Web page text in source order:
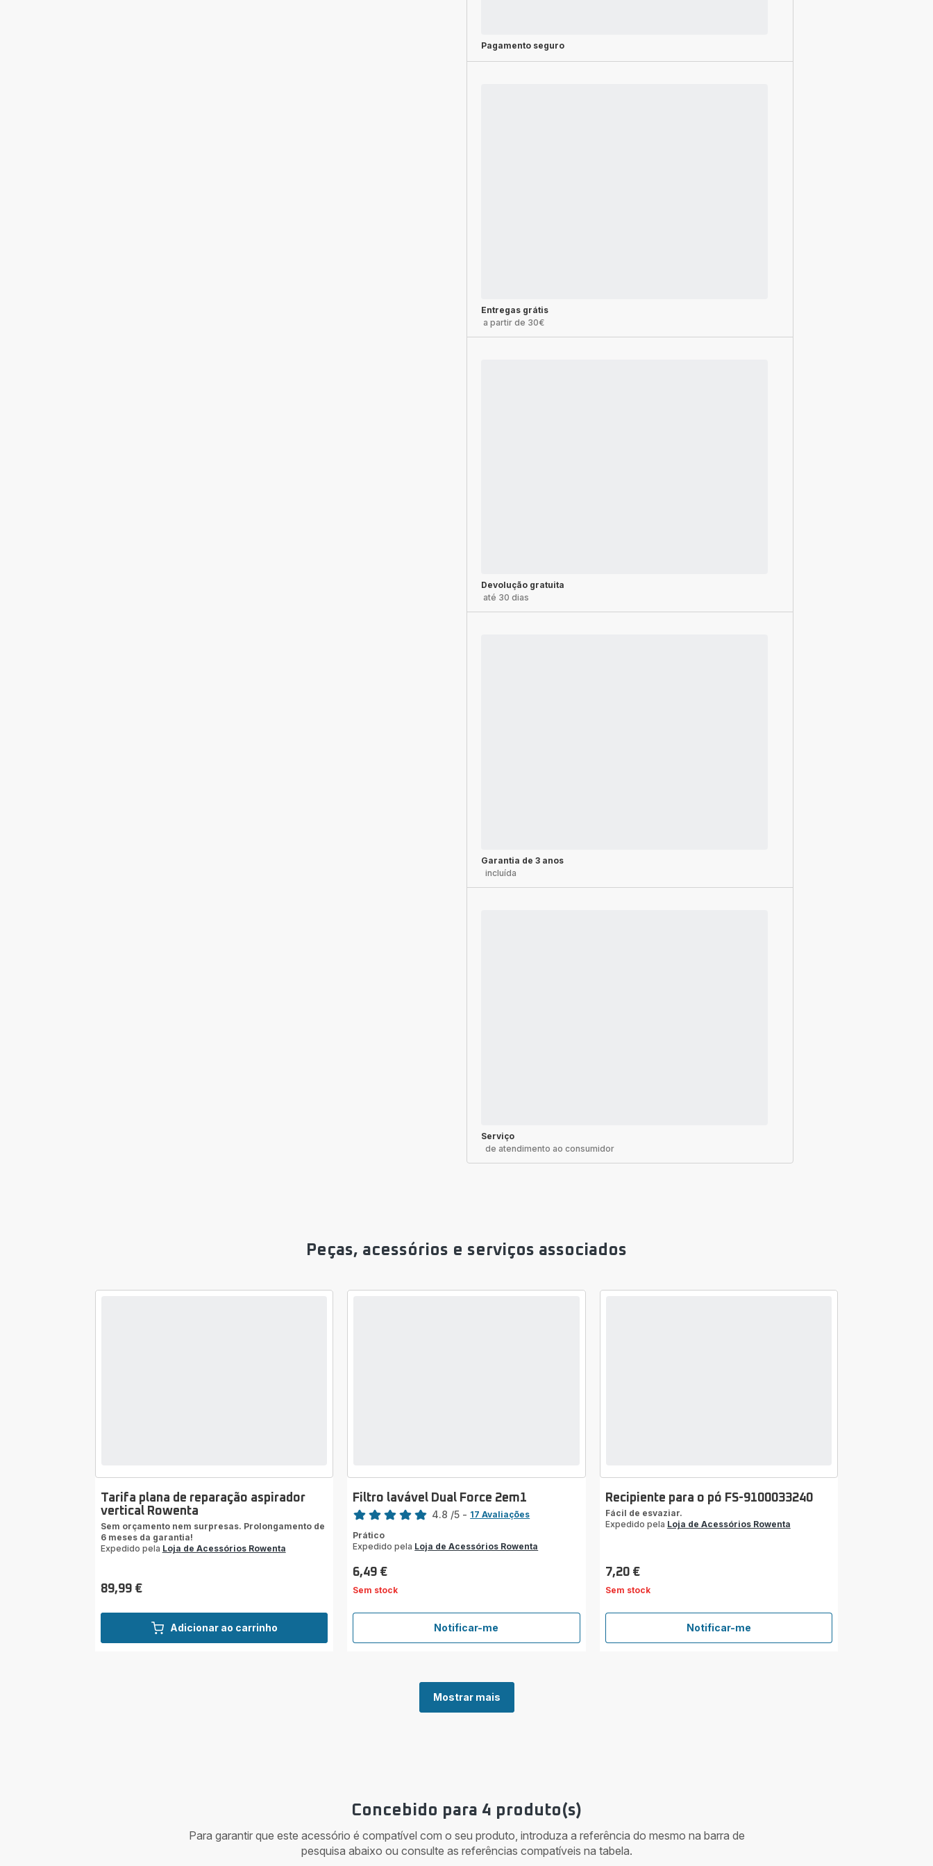
Pagamento seguro
Entregas grátis
a partir de 30€
Devolução gratuita
até 30 dias
Garantia de 3 anos
incluída
Serviço
de atendimento ao consumidor
Peças, acessórios e serviços associados
Adicionar ao carrinho
Tarifa plana de reparação aspirador
vertical Rowenta
Sem orçamento nem surpresas. Prolongamento de
6 meses da garantia!
Expedido pela Loja de Acessórios Rowenta
Preço
89,99 €
Notificar-me
Filtro
lavável
Filtro lavável Dual Force 2em1
Classificação
4.8 /5 - 17 Avaliações
Prático
Expedido pela Loja de Acessórios Rowenta
Preço
6,49 €
Sem stock
Notificar-me
Recipiente
para
Recipiente para o pó FS-9100033240
Fácil de esvaziar.
Expedido pela Loja de Acessórios Rowenta
Preço
7,20 €
Sem stock
Mostrar mais
Concebido para 4 produto(s)
Para garantir que este acessório é compatível com o seu produto, introduza a referência do mesmo na barra de
pesquisa abaixo ou consulte as referências compatíveis na tabela.